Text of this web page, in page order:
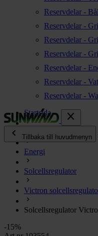
Reservdelar -
Reservdelar -
Reservdelar -
Reservdelar -
Reservdelar -
Reservdelar -
Reservdelar -
close
chevron_left
Tillbaka till huvudmenyn
Energi
Kök & Gasol chevron_right
Värme chevron_right
Vatten chevron_right
Startsida
Energi
Solcellsregulator
Victron
Solcellsregulator
-15%